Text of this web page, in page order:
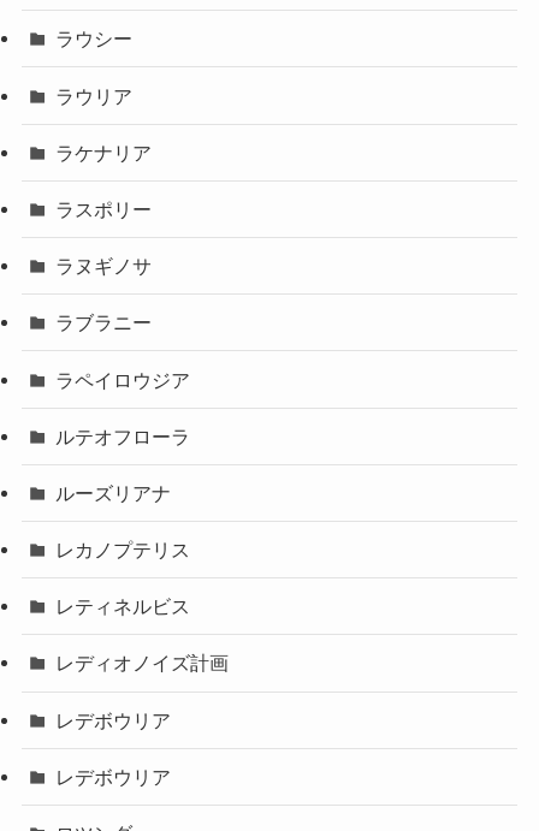
ラウシー
ラウリア
ラケナリア
ラスポリー
ラヌギノサ
ラブラニー
ラペイロウジア
ルテオフローラ
ルーズリアナ
レカノプテリス
レティネルビス
レディオノイズ計画
レデボウリア
レデボウリア